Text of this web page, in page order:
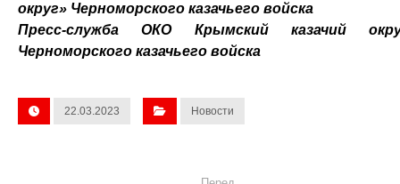
округ» Черноморского казачьего войска
Пресс-служба ОКО Крымский казачий
Черноморского казачьего войска
22.03.2023 Новости